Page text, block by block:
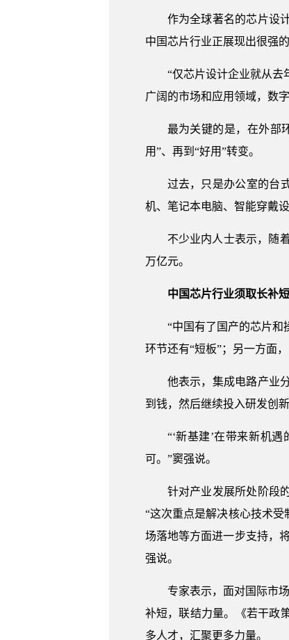
作为全球著名的芯片设
中国芯片行业正展现出很强
“仅芯片设计企业就从去
广阔的市场和应用领域，数
最为关键的是，在外部
用”、再到“好用”转变。
过去，只是办公室的台
机、笔记本电脑、智能穿戴
不少业内人士表示，随
万亿元。
中国芯片行业须取长补
“中国有了国产的芯片和
环节还有“短板”；另一方面
他表示，集成电路产业
到钱，然后继续投入研发创
“‘新基建’在带来新机
可。”窦强说。
针对产业发展所处阶段
“这次重点是解决核心技术
场落地等方面进一步支持，
强说。
专家表示，面对国际市
补短，联结力量。《若干政
多人才，汇聚更多力量。